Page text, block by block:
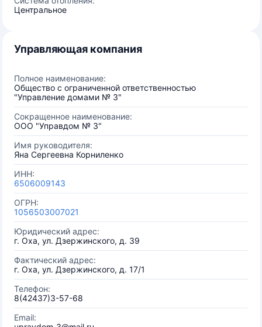
Центральное
Управляющая компания
Полное наименование:
Общество с ограниченной ответственностью
"Управление домами № 3"
Сокращенное наименование:
ООО "Управдом № 3"
Имя руководителя:
Яна Сергеевна Корниленко
ИНН:
6506009143
ОГРН:
1056503007021
Юридический адрес:
г. Оха, ул. Дзержинского, д. 39
Фактический адрес:
г. Оха, ул. Дзержинского, д. 17/1
Телефон:
8(42437)3-57-68
Email: